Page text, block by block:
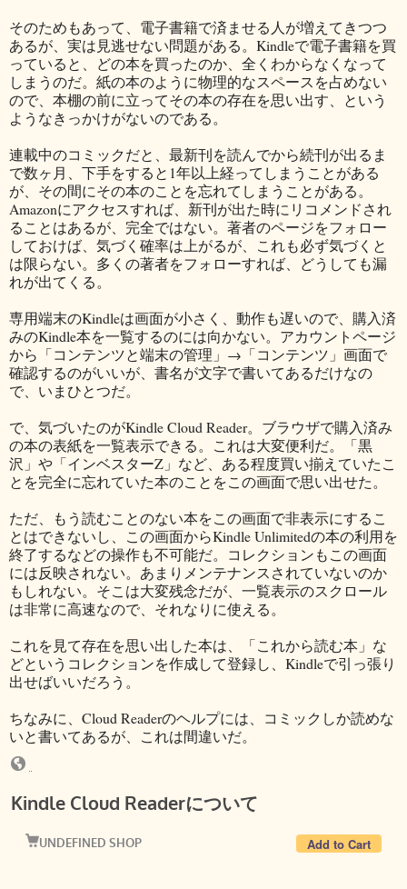
そのためもあって、電子書籍で済ませる人が増えてきつつ
あるが、実は見逃せない問題がある。Kindleで電子書籍を買
っていると、どの本を買ったのか、全くわからなくなって
しまうのだ。紙の本のように物理的なスペースを占めない
ので、本棚の前に立ってその本の存在を思い出す、という
ようなきっかけがないのである。
連載中のコミックだと、最新刊を読んでから続刊が出るま
で数ヶ月、下手をすると1年以上経ってしまうことがある
が、その間にその本のことを忘れてしまうことがある。
Amazonにアクセスすれば、新刊が出た時にリコメンドされ
ることはあるが、完全ではない。著者のページをフォロー
しておけば、気づく確率は上がるが、これも必ず気づくと
は限らない。多くの著者をフォローすれば、どうしても漏
れが出てくる。
専用端末のKindleは画面が小さく、動作も遅いので、購入済
みのKindle本を一覧するのには向かない。アカウントページ
から「コンテンツと端末の管理」→「コンテンツ」画面で
確認するのがいいが、書名が文字で書いてあるだけなの
で、いまひとつだ。
で、気づいたのがKindle Cloud Reader。ブラウザで購入済み
の本の表紙を一覧表示できる。これは大変便利だ。「黒
沢」や「インベスターZ」など、ある程度買い揃えていたこ
とを完全に忘れていた本のことをこの画面で思い出せた。
ただ、もう読むことのない本をこの画面で非表示にするこ
とはできないし、この画面からKindle Unlimitedの本の利用を
終了するなどの操作も不可能だ。コレクションもこの画面
には反映されない。あまりメンテナンスされていないのか
もしれない。そこは大変残念だが、一覧表示のスクロール
は非常に高速なので、それなりに使える。
これを見て存在を思い出した本は、「これから読む本」な
どというコレクションを作成して登録し、Kindleで引っ張り
出せばいいだろう。
ちなみに、Cloud Readerのヘルプには、コミックしか読めな
いと書いてあるが、これは間違いだ。